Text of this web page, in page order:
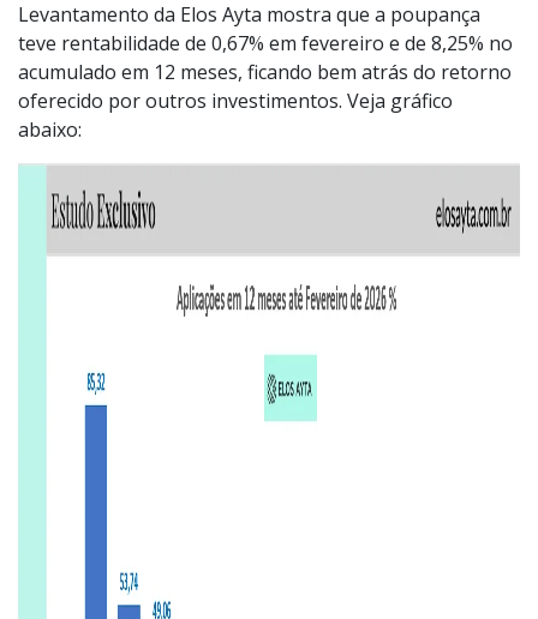
Levantamento da Elos Ayta mostra que a poupança
teve rentabilidade de 0,67% em fevereiro e de 8,25% no
acumulado em 12 meses, ficando bem atrás do retorno
oferecido por outros investimentos. Veja gráfico
abaixo: